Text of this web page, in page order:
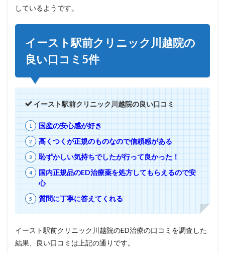
しているようです。
イースト駅前クリニック川越院の
良い口コミ5件
イースト駅前クリニック川越院の良い口コミ
国産の安心感が好き
高くつくが正規のものなので信頼感がある
恥ずかしい気持ちでしたが行って良かった！
国内正規品のED治療薬を処方してもらえるので安
心
質問に丁寧に答えてくれる
イースト駅前クリニック川越院のED治療の口コミを調査した
結果、良い口コミは上記の通りです。